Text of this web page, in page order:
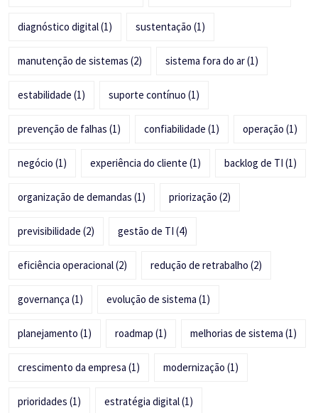
diagnóstico digital(1) sustentação (1)
manutenção de sistemas (2) sistema fora do ar(1)
estabilidade (1) suporte contínuo (1)
prevenção de falhas (1) confiabilidade (1) operação (1)
negócio (1) experiência do cliente (1) backlog de TI (1)
organização de demandas (1) priorização (2)
previsibilidade (2) gestão de TI (4)
eficiência operacional(2) redução de retrabalho (2)
governança (1) evolução de sistema (1)
planejamento (1) roadmap (1) melhorias de sistema (1)
crescimento da empresa (1) modernização (1)
prioridades (1) estratégia digital(1)